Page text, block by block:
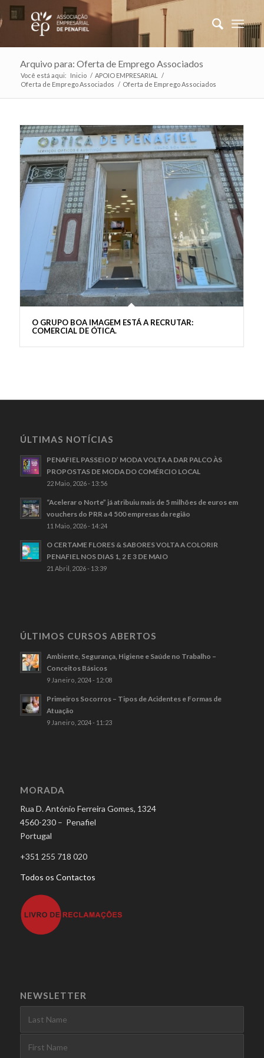
Arquivo para: Oferta de Emprego Associados
Você está aqui: Inicio / APOIO EMPRESARIAL
/
Oferta de Emprego Associados / Oferta de Emprego Associados
O GRUPO BOA IMAGEM ESTÁ A RECRUTAR:
COMERCIAL DE ÓTICA.
ÚLTIMAS NOTÍCIAS
PENAFIEL PASSEIO D’ MODA VOLTA A DAR PALCO ÀS
PROPOSTAS DE MODA DO COMÉRCIO LOCAL
22 Maio, 2026 - 13:56
“Acelerar o Norte” já atribuiu mais de 5 milhões de euros em
vouchers do PRR a 4 500 empresas da região
11 Maio, 2026 - 14:24
O CERTAME FLORES & SABORES VOLTA A COLORIR
PENAFIEL NOS DIAS 1, 2 E 3 DE MAIO
21 Abril, 2026 - 13:39
ÚLTIMOS CURSOS ABERTOS
Ambiente, Segurança, Higiene e Saúde no Trabalho –
Conceitos Básicos
9 Janeiro, 2024 - 12:08
Primeiros Socorros – Tipos de Acidentes e Formas de
Atuação
9 Janeiro, 2024 - 11:23
MORADA
Rua D. António Ferreira Gomes, 1324
4560-230 – Penafiel
Portugal
+351 255 718 020
Todos os Contactos
NEWSLETTER